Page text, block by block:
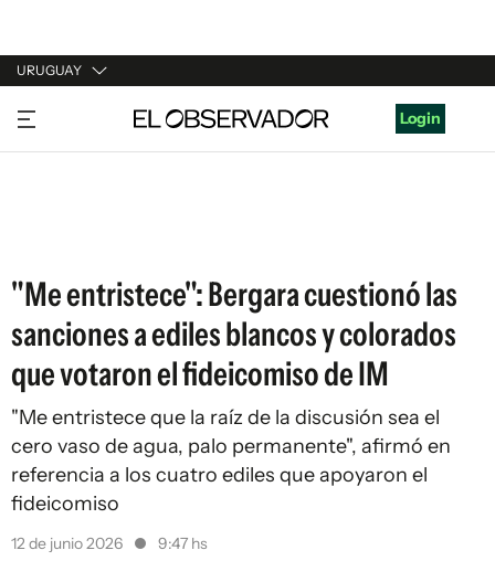
URUGUAY
URUGUAY
ARGENTINA
Login
"Me entristece": Bergara cuestionó las
sanciones a ediles blancos y colorados
que votaron el fideicomiso de IM
"Me entristece que la raíz de la discusión sea el
cero vaso de agua, palo permanente", afirmó en
referencia a los cuatro ediles que apoyaron el
fideicomiso
12 de junio 2026 9:47 hs